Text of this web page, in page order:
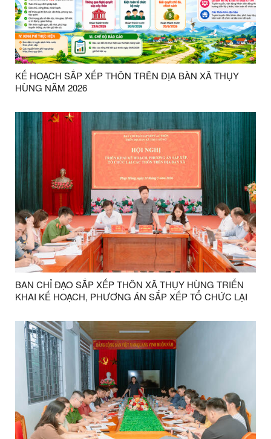
KẾ HOẠCH SẮP XẾP THÔN TRÊN ĐỊA BÀN XÃ THỤY
HÙNG NĂM 2026
BAN CHỈ ĐẠO SẮP XẾP THÔN XÃ THỤY HÙNG TRIỂN
KHAI KẾ HOẠCH, PHƯƠNG ÁN SẮP XẾP TỔ CHỨC LẠI